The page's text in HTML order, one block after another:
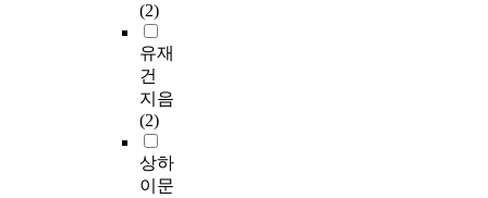
(2)
유재
건
지음
(2)
상하
이문